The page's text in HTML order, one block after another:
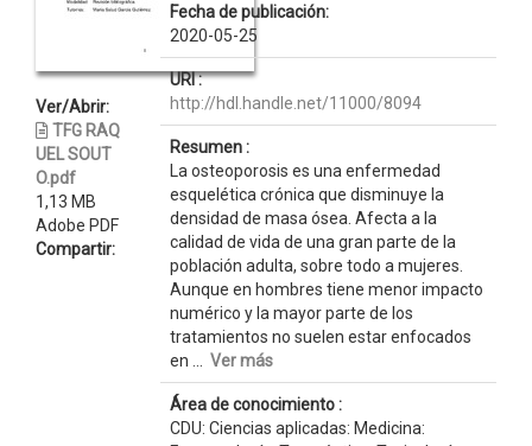
Ver/Abrir:
TFG RAQ
UEL SOUT
O.pdf
1,13 MB
Adobe PDF
Compartir:
Fecha de publicación:
2020-05-25
URI :
http://hdl.handle.net/11000/8094
Resumen :
La osteoporosis es una enfermedad
esquelética crónica que disminuye la
densidad de masa ósea. Afecta a la
calidad de vida de una gran parte de la
población adulta, sobre todo a mujeres.
Aunque en hombres tiene menor impacto
numérico y la mayor parte de los
tratamientos no suelen estar enfocados
en ... Ver más
Área de conocimiento :
CDU: Ciencias aplicadas: Medicina: